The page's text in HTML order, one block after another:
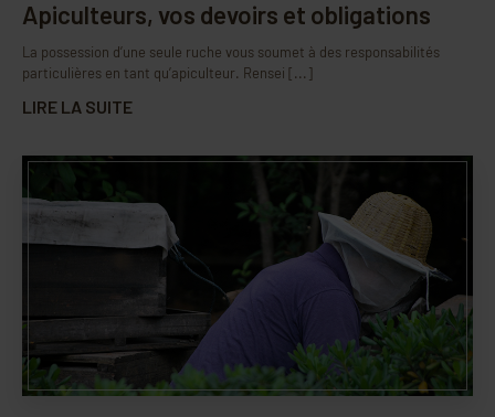
Apiculteurs, vos devoirs et obligations
La possession d’une seule ruche vous soumet à des responsabilités
particulières en tant qu’apiculteur. Rensei [...]
LIRE LA SUITE